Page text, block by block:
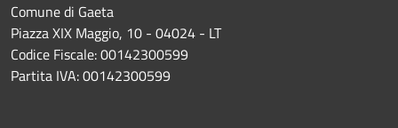
Comune di Gaeta
Piazza XIX Maggio, 10 - 04024 - LT
Codice Fiscale: 00142300599
Partita IVA: 00142300599